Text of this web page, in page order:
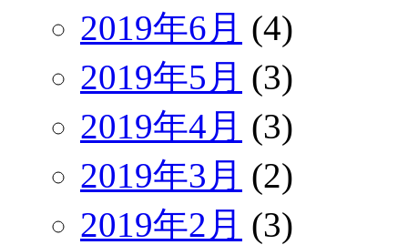
2019年6月 (4)
2019年5月 (3)
2019年4月 (3)
2019年3月 (2)
2019年2月 (3)